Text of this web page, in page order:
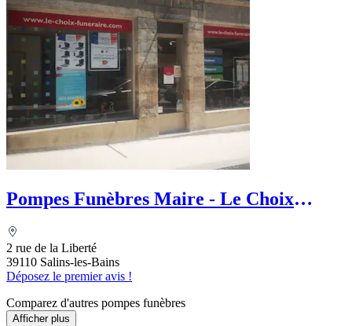
Pompes Funèbres Maire - Le Choix
2 rue de la Liberté
39110 Salins-les-Bains
Déposez le premier avis !
Comparez d'autres pompes funèbres
Afficher plus